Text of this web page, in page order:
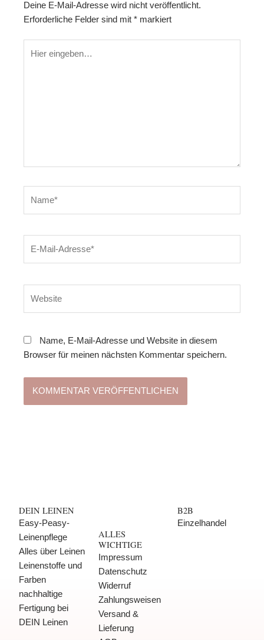
Deine E-Mail-Adresse wird nicht veröffentlicht.
Erforderliche Felder sind mit * markiert
eingeben…
Name, E-Mail-Adresse und Website in diesem
Browser für meinen nächsten Kommentar speichern.
DEIN LEINEN
Easy-Peasy-
Leinenpflege
Alles über Leinen
Leinenstoffe und
Farben
nachhaltige
Fertigung bei
DEIN Leinen
ALLES
WICHTIGE
Impressum
Datenschutz
Widerruf
Zahlungsweisen
Versand &
Lieferung
B2B
Einzelhandel